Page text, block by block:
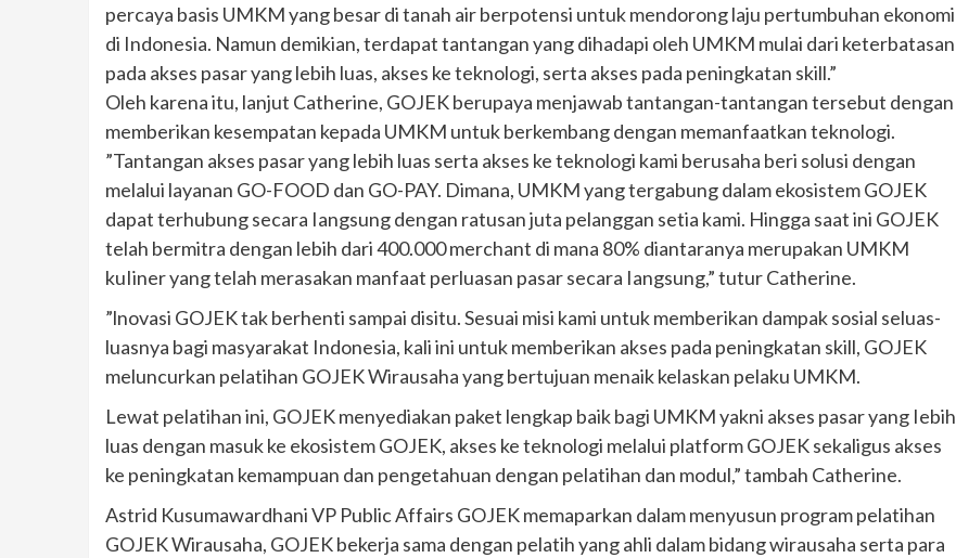
percaya basis UMKM yang besar di tanah air berpotensi untuk mendorong laju pertumbuhan ekonomi
di Indonesia. Namun demikian, terdapat tantangan yang dihadapi oleh UMKM mulai dari keterbatasan
pada akses pasar yang lebih luas, akses ke teknologi, serta akses pada peningkatan skill.”
Oleh karena itu, lanjut Catherine, GOJEK berupaya menjawab tantangan-tantangan tersebut dengan
memberikan kesempatan kepada UMKM untuk berkembang dengan memanfaatkan teknologi.
”Tantangan akses pasar yang lebih luas serta akses ke teknologi kami berusaha beri solusi dengan
melalui layanan GO-FOOD dan GO-PAY. Dimana, UMKM yang tergabung dalam ekosistem GOJEK
dapat terhubung secara Iangsung dengan ratusan juta pelanggan setia kami. Hingga saat ini GOJEK
telah bermitra dengan lebih dari 400.000 merchant di mana 80% diantaranya merupakan UMKM
kuIiner yang telah merasakan manfaat perluasan pasar secara Iangsung,” tutur Catherine.
”lnovasi GOJEK tak berhenti sampai disitu. Sesuai misi kami untuk memberikan dampak sosial seluas-
luasnya bagi masyarakat Indonesia, kali ini untuk memberikan akses pada peningkatan skill, GOJEK
meluncurkan pelatihan GOJEK Wirausaha yang bertujuan menaik kelaskan pelaku UMKM.
Lewat pelatihan ini, GOJEK menyediakan paket lengkap baik bagi UMKM yakni akses pasar yang Iebih
luas dengan masuk ke ekosistem GOJEK, akses ke teknologi melalui platform GOJEK sekaligus akses
ke peningkatan kemampuan dan pengetahuan dengan pelatihan dan modul,” tambah Catherine.
Astrid Kusumawardhani VP Public Affairs GOJEK memaparkan dalam menyusun program pelatihan
GOJEK Wirausaha, GOJEK bekerja sama dengan pelatih yang ahli dalam bidang wirausaha serta para